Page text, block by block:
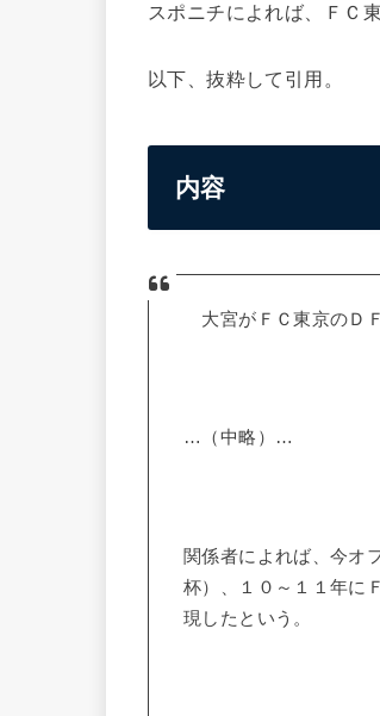
スポニチによれば、ＦＣ
以下、抜粋して引用。
内容
大宮がＦＣ東京のＤ
…（中略）…
関係者によれば、今オ
杯）、１０～１１年に
現したという。